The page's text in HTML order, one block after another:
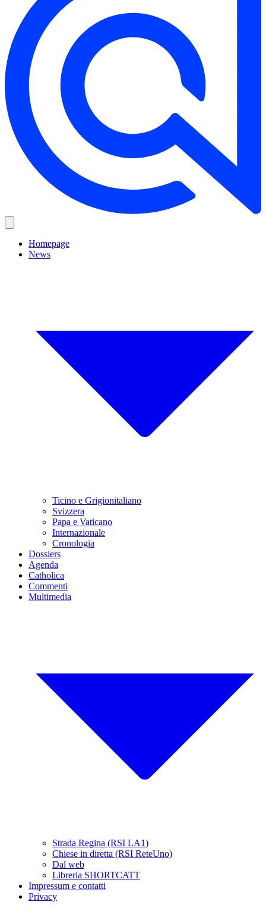
Homepage
News
Ticino e Grigionitaliano
Svizzera
Papa e Vaticano
Internazionale
Cronologia
Dossiers
Agenda
Catholica
Commenti
Multimedia
Strada Regina (RSI LA1)
Chiese in diretta (RSI ReteUno)
Dal web
Libreria SHORTCATT
Impressum e contatti
Privacy